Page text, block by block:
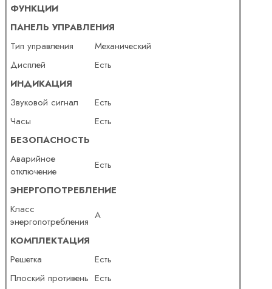
ФУНКЦИИ
ПАНЕЛЬ УПРАВЛЕНИЯ
Тип управления
Механический
Дисплей
Есть
ИНДИКАЦИЯ
Звуковой сигнал
Есть
Часы
Есть
БЕЗОПАСНОСТЬ
Аварийное
отключение
Есть
ЭНЕРГОПОТРЕБЛЕНИЕ
Класс
энергопотребления A
КОМПЛЕКТАЦИЯ
Решетка
Есть
Плоский противень Есть